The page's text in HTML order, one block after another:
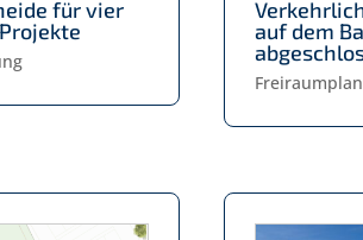
für vier
auf dem